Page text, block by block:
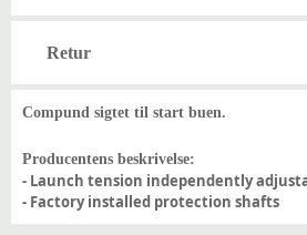
Retur
Compund sigtet til start buen.
Producentens beskrivelse:
- Launch tension independently
- Factory installed protection shafts